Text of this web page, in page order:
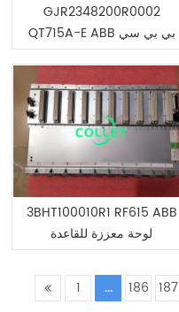
GJR2348200R0002
QT715A-E ABB بي بي سي
3BHT100010R1 RF615 ABB
لوحة معززة للقاعدة
1 ... 186 187